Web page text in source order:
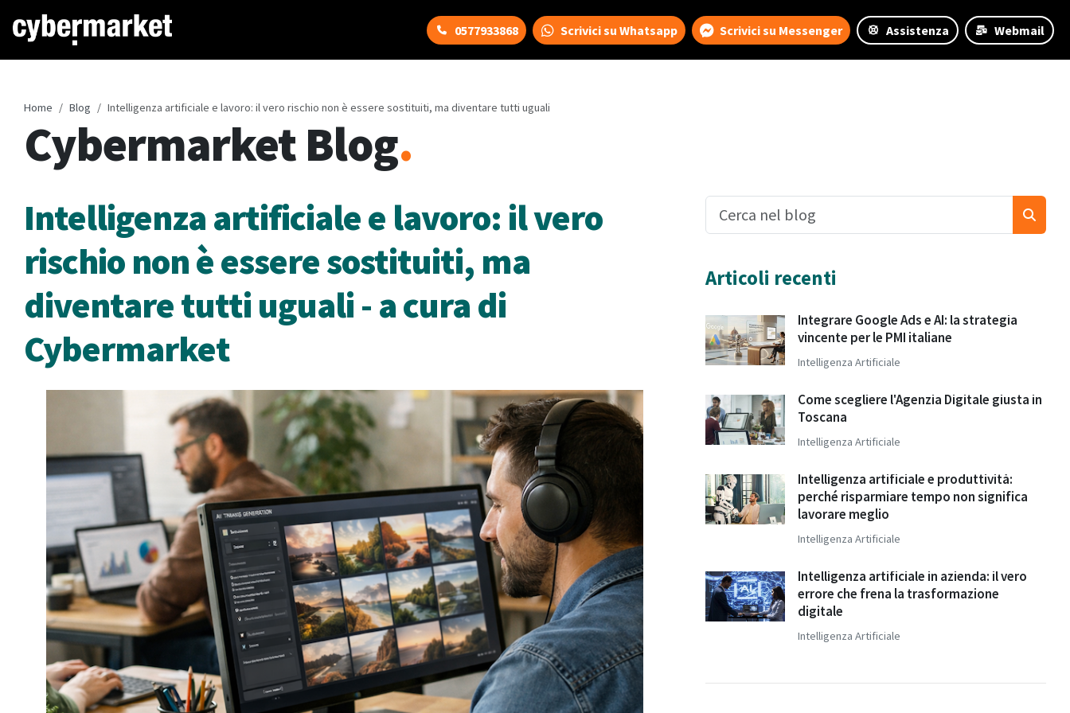
0577933868 Scrivici su Whatsapp Scrivici su Messenger Assistenza Webmail
Home Blog Intelligenza artificiale e lavoro: il vero rischio non è essere sostituiti, ma diventare tutti uguali
Cybermarket Blog.
Intelligenza artificiale e lavoro: il vero
rischio non è essere sostituiti, ma
diventare tutti uguali - a cura di
Cybermarket
Articoli recenti
Integrare Google Ads e AI: la strategia
vincente per le PMI italiane
Intelligenza Artificiale
Come scegliere l'Agenzia Digitale giusta in
Toscana
Intelligenza Artificiale
Intelligenza artificiale e produttività:
perché risparmiare tempo non significa
lavorare meglio
Intelligenza Artificiale
Intelligenza artificiale in azienda: il vero
errore che frena la trasformazione
digitale
Intelligenza Artificiale